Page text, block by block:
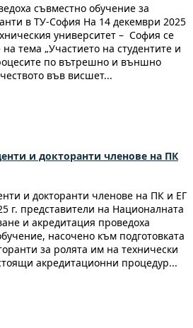
съвместно обучение за
в ТУ-София На 14 декември 2025
университет – София се
тема „Участието на студентите и
по вътрешно и външно
във висшет...
и докторанти членове на ПК
и докторанти членове на ПК и ЕГ
г. представители на Националната
и акредитация проведоха
насочено към подготовката
за ролята им на технически
акредитационни процедур...